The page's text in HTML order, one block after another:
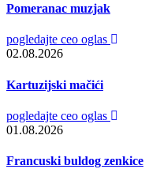
Pomeranac muzjak
pogledajte ceo oglas
02.08.2026
Kartuzijski mačići
pogledajte ceo oglas
01.08.2026
Francuski buldog zenkice